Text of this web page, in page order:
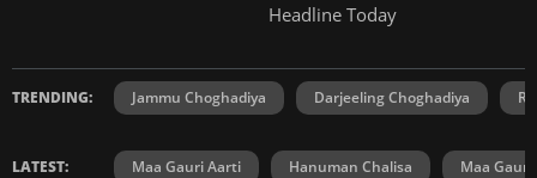
Headline Today
TRENDING: Jammu Choghadiya Darjeeling Choghadiya
LATEST: Maa Gauri Aarti Hanuman Chalisa Maa Gauri